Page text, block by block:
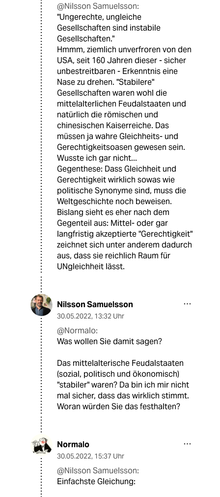
@Nilsson Samuelsson:
"Ungerechte, ungleiche
Gesellschaften sind instabile
Gesellschaften."
Hmmm, ziemlich unverfroren von den
USA, seit 160 Jahren dieser - sicher
unbestreitbaren - Erkenntnis eine
Nase zu drehen. "Stabilere"
Gesellschaften waren wohl die
mittelalterlichen Feudalstaaten und
natürlich die römischen und
chinesischen Kaiserreiche. Das
müssen ja wahre Gleichheits- und
Gerechtigkeitsoasen gewesen sein.
Wusste ich gar nicht...
Gegenthese: Dass Gleichheit und
Gerechtigkeit wirklich sowas wie
politische Synonyme sind, muss die
Weltgeschichte noch beweisen.
Bislang sieht es eher nach dem
Gegenteil aus: Mittel- oder gar
langfristig akzeptierte "Gerechtigkeit"
zeichnet sich unter anderem dadurch
aus, dass sie reichlich Raum für
UNgleichheit lässt.
Nilsson Samuelsson
30.05.2022, 13:32 Uhr
@Normalo:
Was wollen Sie damit sagen?
Das mittelalterische Feudalstaaten
(sozial, politisch und ökonomisch)
"stabiler" waren? Da bin ich mir nicht
mal sicher, dass das wirklich stimmt.
Woran würden Sie das festhalten?
Normalo
30.05.2022, 15:37 Uhr
@Nilsson Samuelsson:
Einfachste Gleichung: